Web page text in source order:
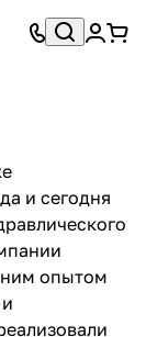
и сегодня
опытом